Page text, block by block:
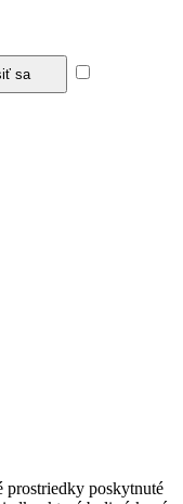
prostriedky poskytnuté